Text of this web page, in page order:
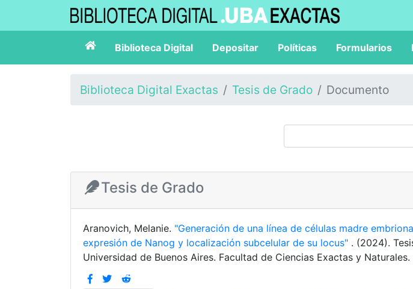
Biblioteca Digital Depositar Políticas Formularios
Biblioteca Digital Exactas Tesis de Grado Documento
Tesis de Grado
Aranovich, Melanie. "Generación de una línea de células madre
expresión de Nanog y localización subcelular de su locus" . (2024).
Universidad de Buenos Aires. Facultad de Ciencias Exactas y Naturales.